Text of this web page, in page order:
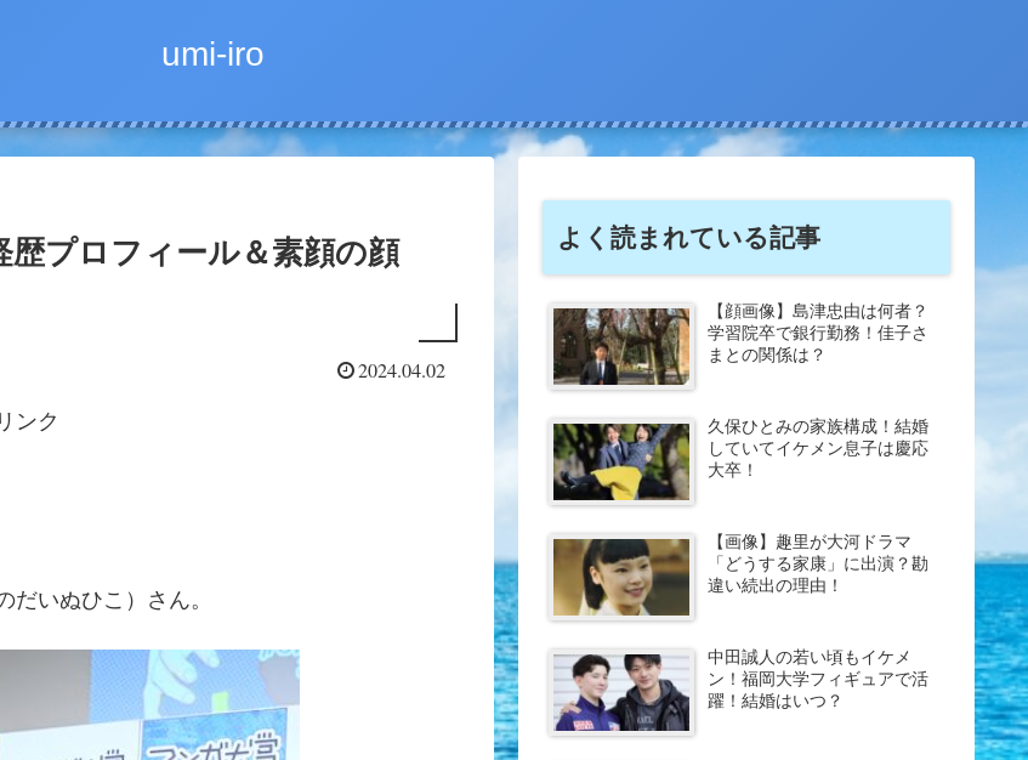
umi-iro
プロフィール＆素顔の顔
2024.04.02
ンク
いぬひこ）さん。
よく読まれている記事
【顔画像】島津忠由は何者？
学習院卒で銀行勤務！佳子さ
まとの関係は？
久保ひとみの家族構成！結婚
していてイケメン息子は慶応
大卒！
【画像】趣里が大河ドラマ
「どうする家康」に出演？勘
違い続出の理由！
中田誠人の若い頃もイケメ
ン！福岡大学フィギュアで活
躍！結婚はいつ？